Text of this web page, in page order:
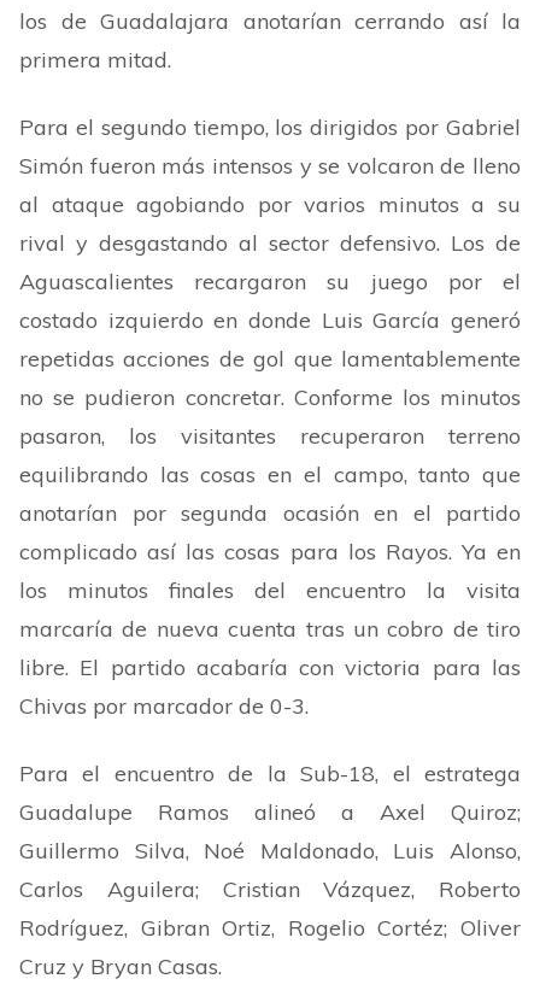
los de Guadalajara anotarían cerrando así la
primera mitad.
Para el segundo tiempo, los dirigidos por Gabriel
Simón fueron más intensos y se volcaron de lleno
al ataque agobiando por varios minutos a su
rival y desgastando al sector defensivo. Los de
Aguascalientes recargaron su juego por el
costado izquierdo en donde Luis García generó
repetidas acciones de gol que lamentablemente
no se pudieron concretar. Conforme los minutos
pasaron, los visitantes recuperaron terreno
equilibrando las cosas en el campo, tanto que
anotarían por segunda ocasión en el partido
complicado así las cosas para los Rayos. Ya en
los minutos finales del encuentro la visita
marcaría de nueva cuenta tras un cobro de tiro
libre. El partido acabaría con victoria para las
Chivas por marcador de 0-3.
Para el encuentro de la Sub-18, el estratega
Guadalupe Ramos alineó a Axel Quiroz;
Guillermo Silva, Noé Maldonado, Luis Alonso,
Carlos Aguilera; Cristian Vázquez, Roberto
Rodríguez, Gibran Ortiz, Rogelio Cortéz; Oliver
Cruz y Bryan Casas.